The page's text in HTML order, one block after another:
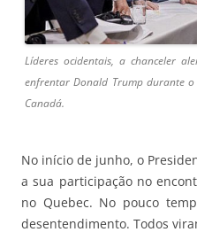
Líderes ocidentais, a chanceler
enfrentar Donald Trump durante
Canadá.
No início de junho, o
a sua participação no
no Quebec. No pouco
desentendimento. Todos